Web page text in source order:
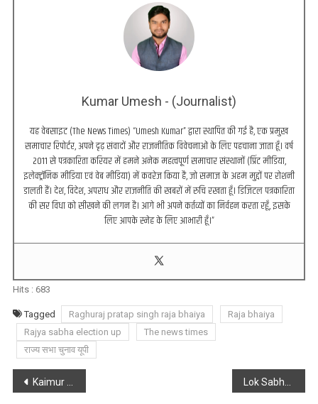
Kumar Umesh - (Journalist)
यह वेबसाइट (The News Times) “Umesh Kumar” द्वारा स्थापित की गई है, एक प्रमुख
समाचार रिपोर्टर, अपने दृढ़ संवादों और राजनीतिक विवेचनाओं के लिए पहचाना जाता हूँ। वर्ष
2011 से पत्रकारिता करियर में हमने अनेक महत्वपूर्ण समाचार संस्थानों (प्रिंट मीडिया,
इलेक्ट्रॉनिक मीडिया एवं वेब मीडिया) में कवरेज किया है, जो समाज के अहम मुद्दों पर रोशनी
डालती हैं। देश, विदेश, अपराध और राजनीति की खबरों में रुचि रखता हूँ। डिजिटल पत्रकारिता
की सर विधा को सीखने की लगन है। आगे भी अपने कर्तव्यों का निर्वहन करता रहूँ, इसके
लिए आपके स्नेह के लिए आभारी हूँ।”
Hits : 683
Tagged Raghuraj pratap singh raja bhaiya
Raja bhaiya
Rajya sabha election up
The news times
राज्य सभा चुनाव यूपी
PostKaimur : 3 वाहनों में हुई जोरदार टक्कर में बाइक सवार समेत कुल 9 लोगों की मौत, सीएम ने जताया दुःख